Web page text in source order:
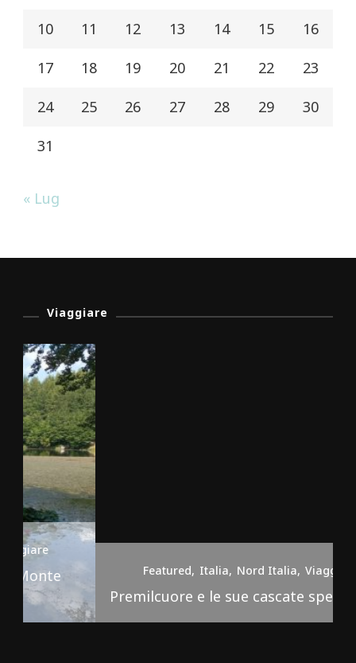
10 11 12 13 14 15 16
17 18 19 20 21 22 23
24 25 26 27 28 29 30
31
« Lug
Viaggiare
Italia Nord Italia Viaggiare
Premilcuore e le sue cascate spettacolari